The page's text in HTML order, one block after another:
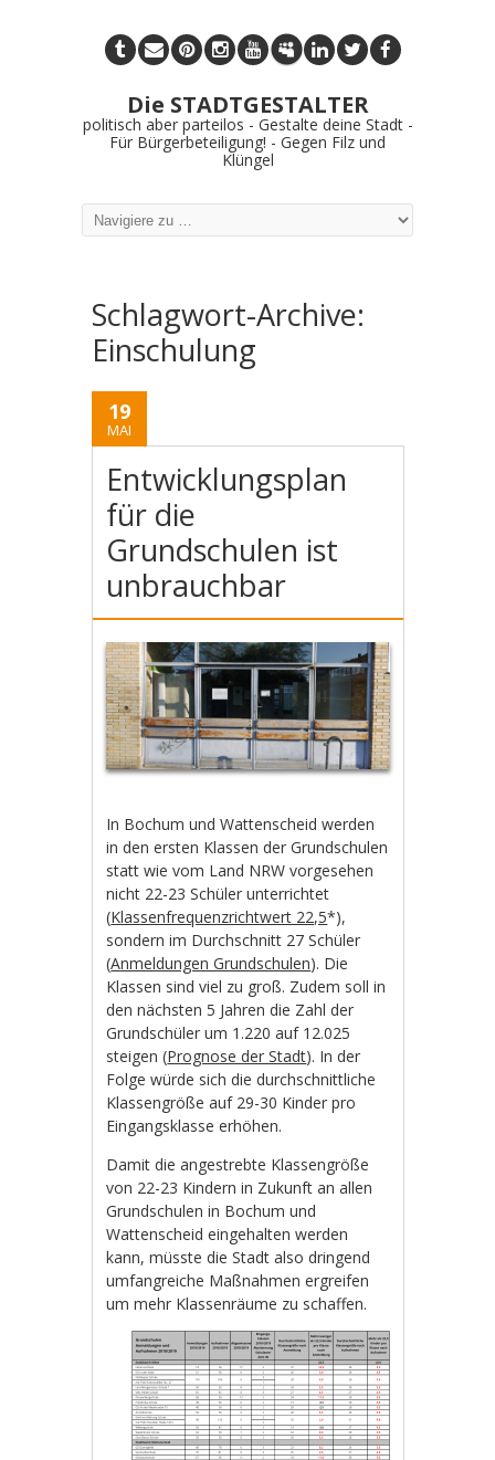
Die STADTGESTALTER
politisch aber parteilos - Gestalte deine Stadt -
Für Bürgerbeteiligung! - Gegen Filz und
Klüngel
Schlagwort-Archive:
Einschulung
19
MAI
Entwicklungsplan
für die
Grundschulen ist
unbrauchbar
In Bochum und Wattenscheid werden
in den ersten Klassen der Grundschulen
statt wie vom Land NRW vorgesehen
nicht 22-23 Schüler unterrichtet
(Klassenfrequenzrichtwert 22,5*),
sondern im Durchschnitt 27 Schüler
(Anmeldungen Grundschulen). Die
Klassen sind viel zu groß. Zudem soll in
den nächsten 5 Jahren die Zahl der
Grundschüler um 1.220 auf 12.025
steigen (Prognose der Stadt). In der
Folge würde sich die durchschnittliche
Klassengröße auf 29-30 Kinder pro
Eingangsklasse erhöhen.
Damit die angestrebte Klassengröße
von 22-23 Kindern in Zukunft an allen
Grundschulen in Bochum und
Wattenscheid eingehalten werden
kann, müsste die Stadt also dringend
umfangreiche Maßnahmen ergreifen
um mehr Klassenräume zu schaffen.